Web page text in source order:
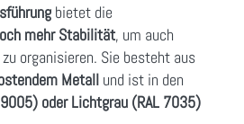
bietet die
mehr Stabilität, um auch
organisieren. Sie besteht aus
Metall und ist in den
oder Lichtgrau (RAL 7035)